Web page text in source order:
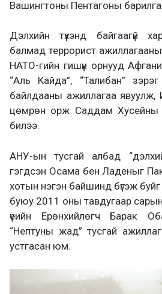
Вашингтоны Пентагоны барилгад
Дэлхийн түүхэнд байгаагүй
балмад террорист ажиллагааны
НАТО-гийн гишүүн орнууд
“Аль Кайда”, “Талибан” зэрэг
байлдааны ажиллагаа явуулж,
цөмрөн орж Саддам Хусейны
билээ.
АНУ-ын тусгай албад
гэгдсэн Осама бен Ладеныг
хотын нэгэн байшинд бүгэж
буюу 2011 оны тавдугаар
үеийн Ерөнхийлөгч Барак
“Нептуны жад” тусгай
устгасан юм.